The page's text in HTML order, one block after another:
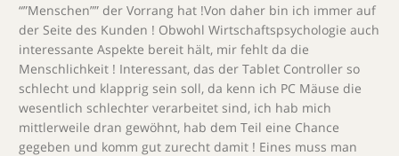
“”Menschen”” der Vorrang hat !Von daher bin ich immer auf
der Seite des Kunden ! Obwohl Wirtschaftspsychologie auch
interessante Aspekte bereit hält, mir fehlt da die
Menschlichkeit ! Interessant, das der Tablet Controller so
schlecht und klapprig sein soll, da kenn ich PC Mäuse die
wesentlich schlechter verarbeitet sind, ich hab mich
mittlerweile dran gewöhnt, hab dem Teil eine Chance
gegeben und komm gut zurecht damit ! Eines muss man